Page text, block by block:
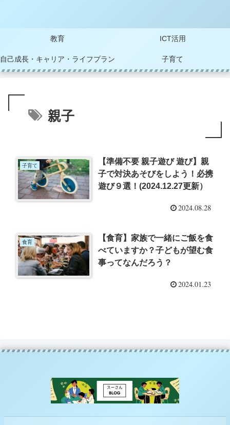
教育 ICT活用
自己成長・キャリア・ライフプラン 子育て
親子
子育て
【準備不要 親子遊び 遊び】親
子で対決あそびをしよう！必携
遊び９選！(2024.12.27更新）
2024.08.28
食育
【食育】家族で一緒にご飯を食
べていますか？子どもが望む食
事ってなんだろう？
2024.01.23